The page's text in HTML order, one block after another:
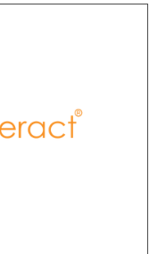
making recovery
everyone. We
From smart